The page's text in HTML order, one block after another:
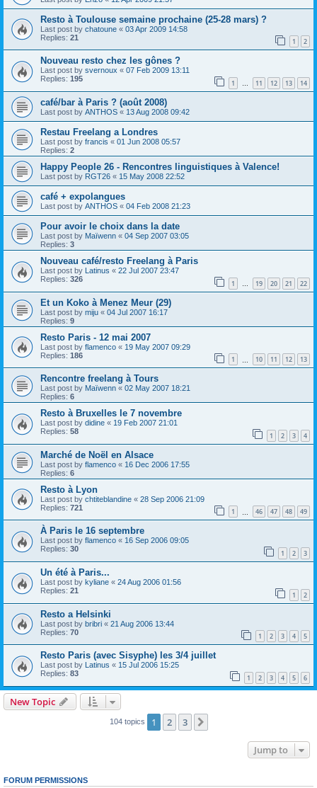
Resto à Toulouse semaine prochaine (25-28 mars) ?
Last post by chatoune « 03 Apr 2009 14:58
Replies: 21 1 2
Nouveau resto chez les gônes ?
Last post by svernoux « 07 Feb 2009 13:11
Replies: 195 1 … 11 12 13 14
café/bar à Paris ? (août 2008)
Last post by ANTHOS « 13 Aug 2008 09:42
Restau Freelang a Londres
Last post by francis « 01 Jun 2008 05:57
Replies: 2
Happy People 26 - Rencontres linguistiques à Valence!
Last post by RGT26 « 15 May 2008 22:52
café + expolangues
Last post by ANTHOS « 04 Feb 2008 21:23
Pour avoir le choix dans la date
Last post by Maïwenn « 04 Sep 2007 03:05
Replies: 3
Nouveau café/resto Freelang à Paris
Last post by Latinus « 22 Jul 2007 23:47
Replies: 326 1 19 20 21 22
Et un Koko à Menez Meur (29)
Last post by miju « 04 Jul 2007 16:17
Replies: 9
Resto Paris - 12 mai 2007
Last post by flamenco « 19 May 2007 09:29
Replies: 186 1 10 11 12 13
Rencontre freelang à Tours
Last post by Maïwenn « 02 May 2007 18:21
Replies: 6
Resto à Bruxelles le 7 novembre
Last post by didine « 19 Feb 2007 21:01
Replies: 58 1 2 3 4
Marché de Noël en Alsace
Last post by flamenco « 16 Dec 2006 17:55
Replies: 6
Resto à Lyon
Last post by chtiteblandine « 28 Sep 2006 21:09
Replies: 721 1 46 47 48 49
À Paris le 16 septembre
Last post by flamenco « 16 Sep 2006 09:05
Replies: 30 1 2 3
Un été à Paris...
Last post by kyliane « 24 Aug 2006 01:56
Replies: 21 1 2
Resto a Helsinki
Last post by bribri « 21 Aug 2006 13:44
Replies: 70 1 2 3 4 5
Resto Paris (avec Sisyphe) les 3/4 juillet
Last post by Latinus « 15 Jul 2006 15:25
Replies: 83 1 2 3 4 5 6
New Topic
104 topics 1 2 3
Jump to
FORUM PERMISSIONS